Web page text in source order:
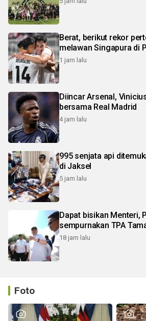
Berat, berikut rekor
melawan Singapura di
1 jam lalu
Diincar Arsenal, Vinicius perpanjang
bersama Real Madrid
4 jam lalu
995 senjata api
di Jaksel
5 jam lalu
Dapat bisikan Menteri,
sempurnakan TPA
18 jam lalu
Foto